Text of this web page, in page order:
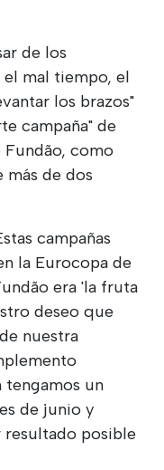
de los
mal tiempo, el
los brazos"
campaña" de
Fundão, como
más de dos
campañas
la Eurocopa de
era 'la fruta
deseo que
nuestra
un
de junio y
resultado posible